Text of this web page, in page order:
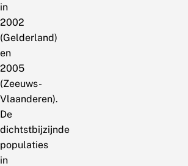
in
2002
(Gelderland)
en
2005
(Zeeuws-
Vlaanderen).
De
dichtstbijzijnde
populaties
in